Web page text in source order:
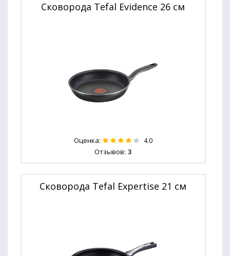
Сковорода Tefal Evidence 26 см
Оценка: 4.0
Отзывов: 3
Сковорода Tefal Expertise 21 см